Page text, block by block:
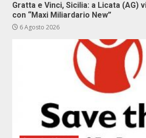
Gratta e Vinci, Sicilia: a Licata (AG)
con “Maxi Miliardario New”
6 Agosto 2026